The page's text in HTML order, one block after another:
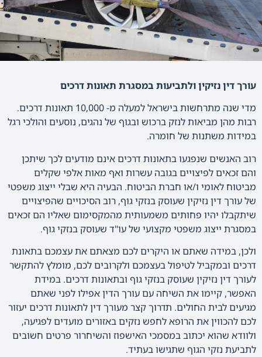
עורך דין נזיקין ולתביעות במסגרת תאונות דרכים
מדי שנה מתרחשות בישראל למעלה מ- 10,000 תאונות דרכים.
רבות מהן מביאות לנזק ברכוש ובגוף של נהגים, נוסעים והולכי רגל
במידות משתנות של חומרה.
רוב האנשים שנפגעו בתאונות דרכים אינם מודעים לכך שיתכן
והם זכאים לפיצויים בגובה עשרות ואף מאות אלפי שקלים
מביטוח לאומי ו/או חברת הביטוח. הבעיה היא שבלי ייצוג משפטי
של עורך דין נזיקין שעוסק בנזקי גוף, רוב הסיכויים שהפיצויים
שיתקבלו יהיו פחותים משמעותית מהמקסימום שאליו הם זכאים
במסגרת ייצוג משפטי מקצועי של עו"ד שעוסק בנזקי גוף.
ולכן, במידה שאתם או היקרים לכם מצאתם את עצמכם בתאונת
דרכים ובמקביל לטיפול בעצמכם ולקרובים לכם, מומלץ להתקשר
לעורך דין נזיקין שעוסק בנזקי גוף ובתאונות דרכים. במידת
האפשר, קיימו את השיחה עם עורך הדין אפילו לפני שאתם
מגיעים לבית החולים. תדרוך קצר מעורך דין לתאונות דרכים יעזור
לכם להכווין את הרופא לחפש נזקים באזורים מועדים לפגיעה,
ולוודא שהוא יכתוב במסמכי האישפוז והשיחרור פרטים חשובים
לתביעת נזקי הגוף שתגישו בעתיד.